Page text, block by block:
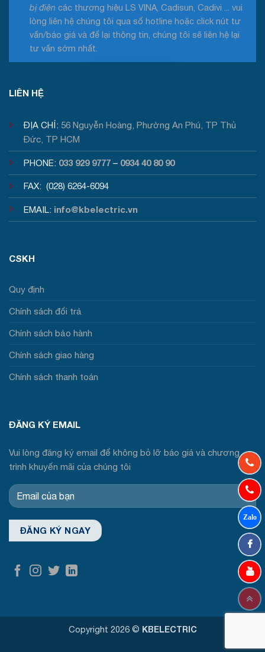
bị điện các thương hiệu LS VINA, Cadisun, Cadivi ... vui
lòng liên hệ chúng tôi qua số hotline hoặc click nút tư
vấn/báo giá và để lại thông tin, chúng tôi sẽ liên hệ lại
tư vấn sớm nhất.
LIÊN HỆ
ĐỊA CHỈ: 56 Nguyễn Hoàng, Phường An Phú, TP Thủ
Đức, TP HCM
PHONE: 033 929 9777 – 0934 40 80 90
FAX: (028) 6264-6094
EMAIL: info@kbelectric.vn
CSKH
Quy định
Chính sách đổi trả
Chính sách bảo hành
Chính sách giao hàng
Chính sách thanh toán
ĐĂNG KÝ EMAIL
Vui lòng đăng ký email để không bỏ lỡ báo giá và chương
trình khuyến mãi của chúng tôi
Copyright 2026 © KBELECTRIC